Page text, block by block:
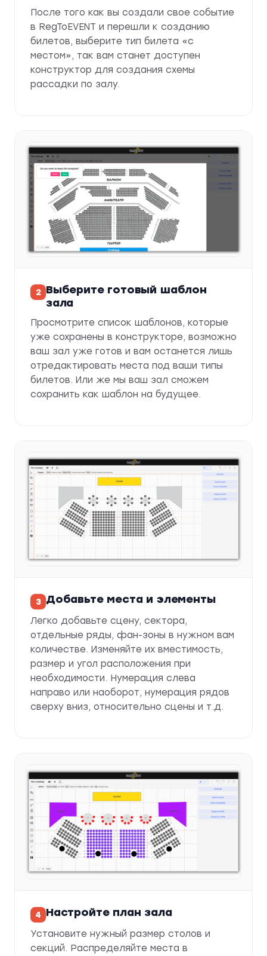
После того как вы создали свое событие
в RegToEVENT и перешли к созданию
билетов, выберите тип билета «с
местом», так вам станет доступен
конструктор для создания схемы
рассадки по залу.
Выберите готовый шаблон
зала
Просмотрите список шаблонов, которые
уже сохранены в конструкторе, возможно
ваш зал уже готов и вам останется лишь
отредактировать места под ваши типы
билетов. Или же мы ваш зал сможем
сохранить как шаблон на будущее.
Добавьте места и элементы
Легко добавьте сцену, сектора,
отдельные ряды, фан-зоны в нужном вам
количестве. Изменяйте их вместимость,
размер и угол расположения при
необходимости. Нумерация слева
направо или наоборот, нумерация рядов
сверху вниз, относительно сцены и т.д.
Настройте план зала
Установите нужный размер столов и
секций. Распределяйте места в